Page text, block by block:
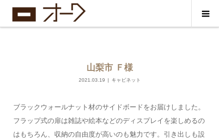
山梨市 Ｆ様
2021.03.19 キャビネット
ブラックウォールナット材のサイドボードをお届けしました。
フラップ式の扉は雑誌や絵本などのディスプレイを楽しめるの
はもちろん、収納の自由度が高いのも魅力です。引き出しも設